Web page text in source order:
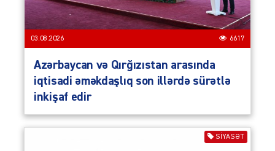
03.08.2026 6617
Azərbaycan və Qırğızıstan arasında
iqtisadi əməkdaşlıq son illərdə sürətlə
inkişaf edir
SIYASƏT